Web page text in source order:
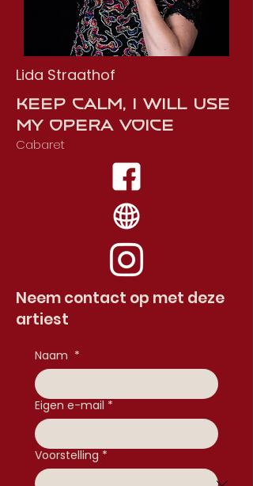
Lida Straathof
Keep Calm, i will use
my opera voice
Cabaret
Neem contact op met deze
artiest
Naam *
Eigen e-mail *
Voorstelling *